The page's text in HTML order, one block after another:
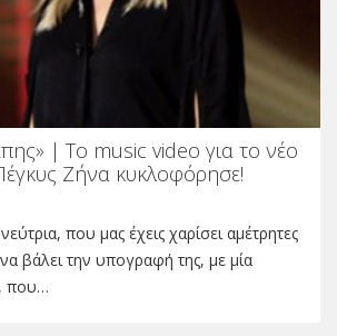
| Το music video για το νέο
Ζήνα κυκλοφόρησε!
που μας έχεις χαρίσει αμέτρητες
να βάλει την υπογραφή της, με μία
που…